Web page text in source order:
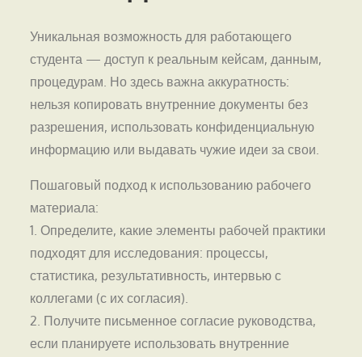
Уникальная возможность для работающего
студента — доступ к реальным кейсам, данным,
процедурам. Но здесь важна аккуратность:
нельзя копировать внутренние документы без
разрешения, использовать конфиденциальную
информацию или выдавать чужие идеи за свои.
Пошаговый подход к использованию рабочего
материала:
1. Определите, какие элементы рабочей практики
подходят для исследования: процессы,
статистика, результативность, интервью с
коллегами (с их согласия).
2. Получите письменное согласие руководства,
если планируете использовать внутренние